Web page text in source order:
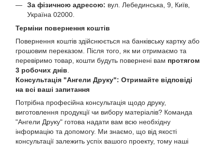
За фізичною адресою: вул. Лебединська, 9, Київ,
Україна 02000.
Терміни повернення коштів
Повернення коштів здійснюється на банківську картку або
грошовим переказом. Після того, як ми отримаємо та
перевіримо товар, кошти будуть повернені вам протягом
3 робочих днів
Консультація "Ангели Друку": Отримайте відповіді
на всі ваші запитання
Потрібна професійна консультація щодо друку,
виготовлення продукції чи вибору матеріалів? Команда
"Ангели Друку" готова надати вам всю необхідну
інформацію та допомогу. Ми знаємо, що від якості
консультації залежить успіх вашого проекту, тому наші